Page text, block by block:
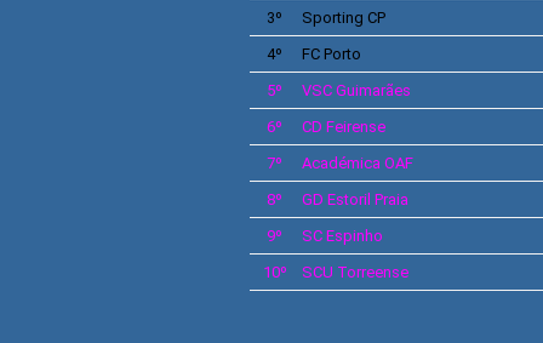
3º
Sporting CP
4º
FC Porto
5º
VSC Guimarães
6º
CD Feirense
7º
Académica OAF
8º
GD Estoril Praia
9º
SC Espinho
10º
SCU Torreense